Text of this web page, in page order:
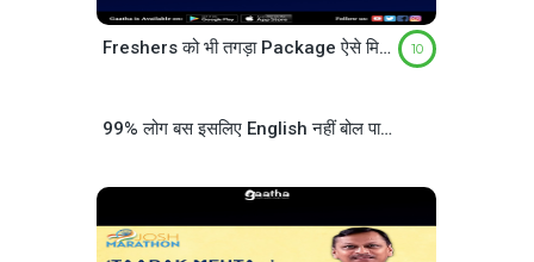
Freshers को भी तगड़ा Package ऐसे मिलेगा 10
99% लोग बस इसलिए English नहीं बोल पाते